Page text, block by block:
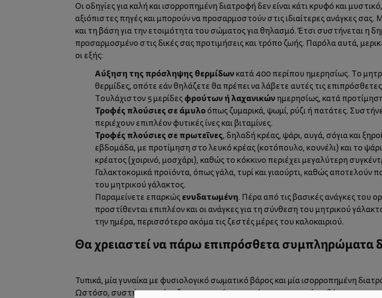
Οι οδηγίες για καλή καιισορροπημένη διατροφή δεν είναι κάτι κρυφό και
αξιόπιστες πηγές και μπορούν να προσαρμοστούν στις ιδιαίτερες ανάγκες
και τη βάση για την ετοιμότητα του σώματος για θηλασμό. Έτσι συστήνεται η
προσαρμοσμένο στις δικές σας προτιμήσεις και τρόπο ζωής. Παρόλα αυτά,
οι εξής:
Αύξηση της πρόσληψης θερμίδωνκατά 400 περίπου ημερησίως. Το
θερμίδες, οπότε εάν θηλάζετε θα πρέπει να λάβετε αυτές τις
Τουλάχιστον 5 μερίδεςφρούτων ή λαχανικώνημερησίως, κατά
Τροφές πλούσιες σε άμυλοόπως ζυμαρικά, ψωμί, ρύζι ή πατάτες.
περιέχουν επιπλέον φυτικές ίνες και βιταμίνες.
Τροφές πλούσιες σε πρωτεΐνες, δηλαδή κρέας, ψάρι, αυγά, σόγια και
εβδομάδα, με προτίμηση στο λευκό κρέας (κοτόπουλο, κουνέλι) και το
κρέατος (χοιρινό, μοσχάρι), καθώς το κόκκινο περιέχει μεγαλύτερη
Γαλακτοκομικά προϊόντα, όπως γάλα, τυρί και γιαούρτι, καθώς
του μητρικού γάλακτος.
Παραμείνετε επαρκώςενυδατωμένη. Πέρα από τις βασικές ανάγκες του
προστίθενται επιπλέον και οι ανάγκες για τη σύνθεση του μητρικού
την ημέρα, περισσότερο ακόμα τις ζεστές μέρες του καλοκαιριού.
Θα χρειαστεί να πάρω επιπρόσθετα συμπληρώματα
Τυπικά, μία γυναίκα με φυσιολογικό σωματικό βάρος και μία ισορροπημένη
Ωστόσο, συστήνεται μία εξατομικευμένη προσέγγιση σε αυτό το θέμα, με τη